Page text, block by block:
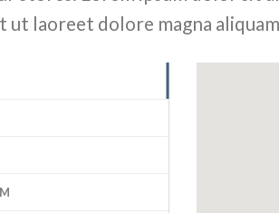
ut laoreet dolore magna